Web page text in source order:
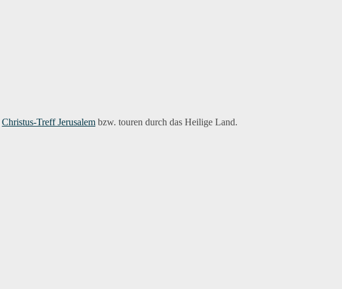
Christus-Treff Jerusalem bzw. touren durch das Heilige Land.